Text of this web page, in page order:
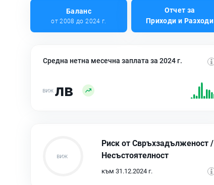
Баланс
от 2008 до 2024 г.
Отчет за
Приходи и Разходи
Средна нетна месечна заплата за 2024 г.
лв
Риск от Свръхзадълженост /
Несъстоятелност
към 31.12.2024 г.